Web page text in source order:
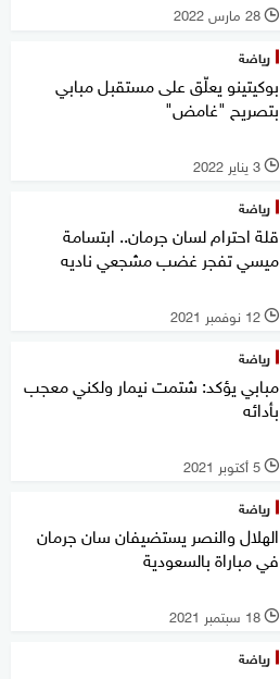
l 28 مارس 2022
رياضة
بوكيتينو يعلّق على مستقبل مبابي
بتصريح "غامض"
l 3 يناير 2022
رياضة
قلة احترام لسان جرمان.. ابتسامة
ميسي تفجر غضب مشجعي ناديه
l 12 نوفمبر 2021
رياضة
مبابي يؤكد: شتمت نيمار ولكني معجب
بأدائه
l 5 أكتوبر 2021
رياضة
الهلال والنصر يستضيفان سان جرمان
في مباراة بالسعودية
l 18 سبتمبر 2021
رياضة